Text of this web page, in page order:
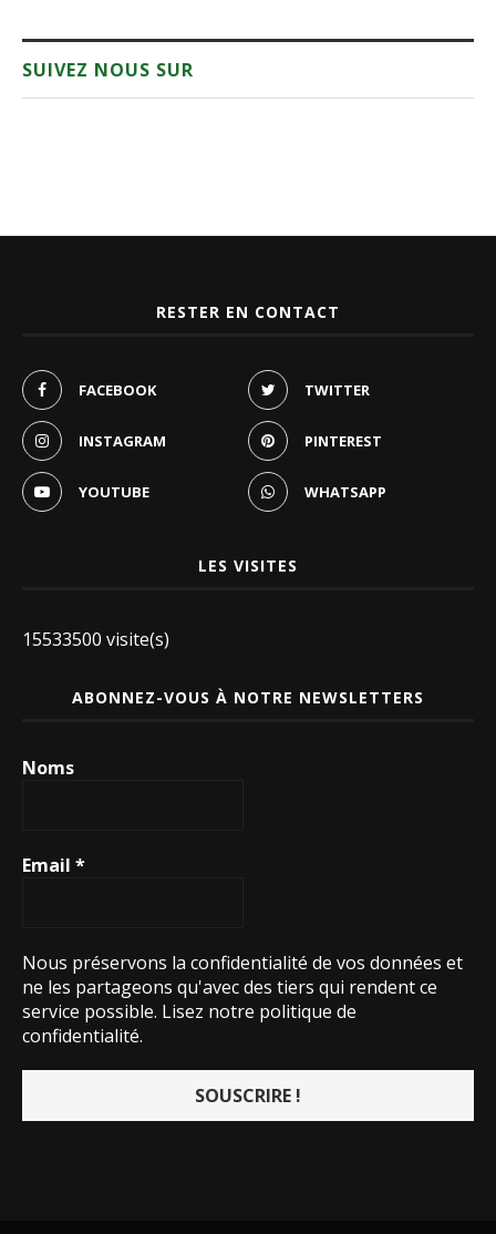
SUIVEZ NOUS SUR
RESTER EN CONTACT
FACEBOOK TWITTER
INSTAGRAM PINTEREST
YOUTUBE WHATSAPP
LES VISITES
15533500 visite(s)
ABONNEZ-VOUS À NOTRE NEWSLETTERS
Noms
Email *
Nous préservons la confidentialité de vos données et
ne les partageons qu'avec des tiers qui rendent ce
service possible. Lisez notre politique de
confidentialité.